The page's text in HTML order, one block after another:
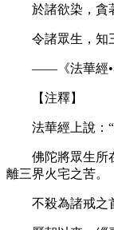
於諸欲染，貪著
令諸眾生，知三
——《法華經•
【注釋】
法華經上說：“
佛陀將眾生所在
離三界火宅之苦。
不殺為諸戒之首